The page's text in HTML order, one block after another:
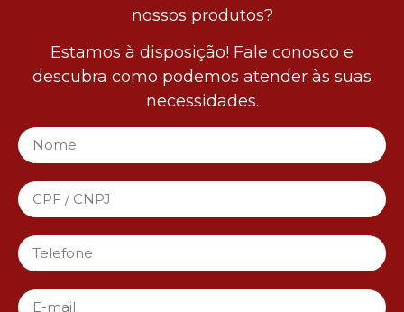
nossos produtos?
Estamos à disposição! Fale conosco e
descubra como podemos atender às suas
necessidades.